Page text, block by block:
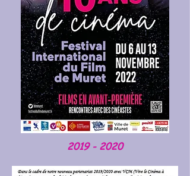
2019 - 2020